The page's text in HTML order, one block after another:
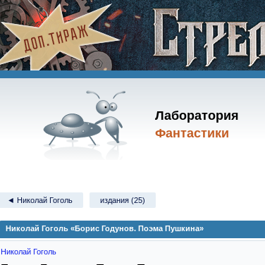
Лаборатория
Фантастики
◄ Николай Гоголь издания (25)
Николай Гоголь «Борис Годунов. Поэма Пушкина»
Николай Гоголь